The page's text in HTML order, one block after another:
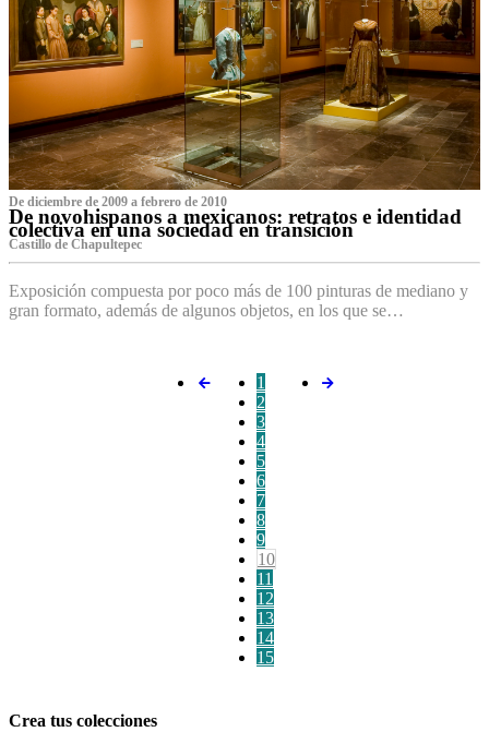
De diciembre de 2009 a febrero de 2010
De novohispanos a mexicanos: retratos e identidad
colectiva en una sociedad en transición
Castillo de Chapultepec
Exposición compuesta por poco más de 100 pinturas de mediano y
gran formato, además de algunos objetos, en los que se…
1
2
3
4
5
6
7
8
9
10
11
12
13
14
15
Crea tus colecciones